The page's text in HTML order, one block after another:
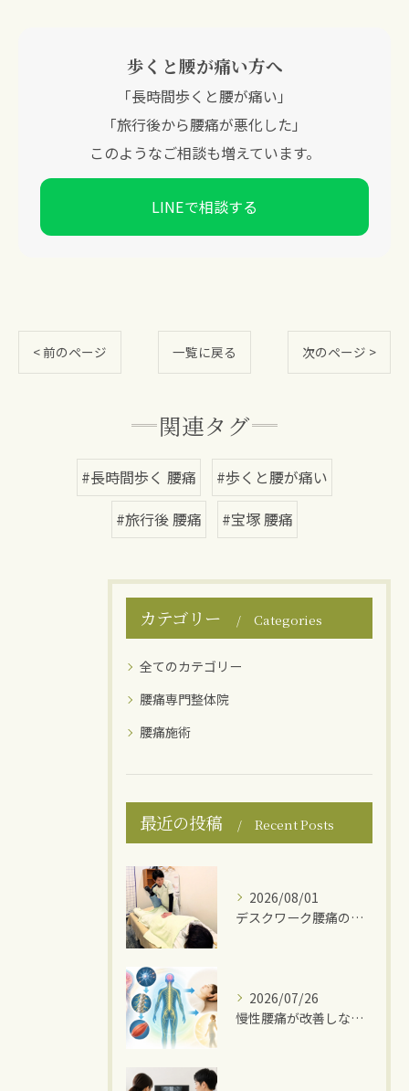
歩くと腰が痛い方へ
「長時間歩くと腰が痛い」
「旅行後から腰痛が悪化した」
このようなご相談も増えています。
LINEで相談する
< 前のページ 一覧に戻る 次のページ >
関連タグ
#長時間歩く 腰痛
#歩くと腰が痛い
#旅行後 腰痛
#宝塚 腰痛
カテゴリー Categories
全てのカテゴリー
腰痛専門整体院
腰痛施術
最近の投稿 Recent Posts
2026/08/01
デスクワーク腰痛の原因
2026/07/26
慢性腰痛が改善しない理由